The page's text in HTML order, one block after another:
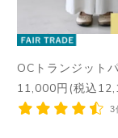
OCトランジット
11,000円(税込
3